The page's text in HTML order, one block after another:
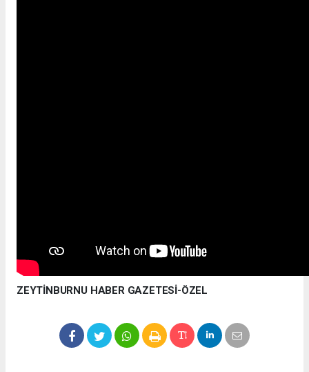
ZEYTİNBURNU HABER GAZETESİ-ÖZEL